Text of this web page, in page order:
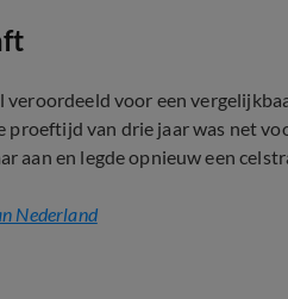
veroordeeld voor een
proeftijd van drie jaar was net
aan en legde opnieuw een
Nederland